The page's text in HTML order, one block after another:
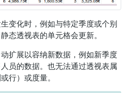
变化时，例如与特定季度或个别
态透视表的单元格会更新。
扩展以容纳新数据，例如新季度
员的数据。也无法通过透视表属
行）或度量。